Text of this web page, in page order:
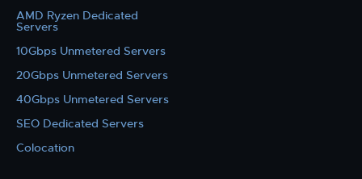
AMD Ryzen Dedicated
Servers
10Gbps Unmetered Servers
20Gbps Unmetered Servers
40Gbps Unmetered Servers
SEO Dedicated Servers
Colocation